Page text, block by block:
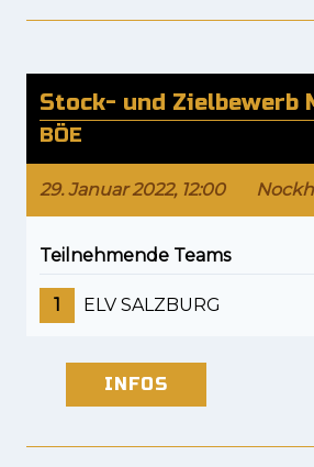
Stock- und Zielbewerb
BÖE
29. Januar 2022, 12:00
Teilnehmende Teams
1 ELV SALZBURG
INFOS